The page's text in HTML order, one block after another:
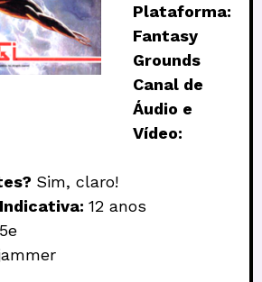
Plataforma:
Fantasy
Grounds
Canal de
Áudio e
Vídeo:
Sim, claro!
12 anos